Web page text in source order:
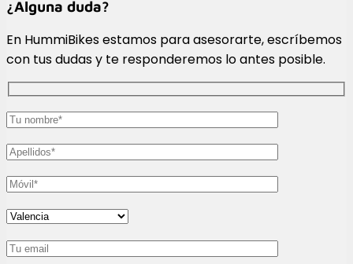
¿Alguna duda?
En HummiBikes estamos para asesorarte, escríbemos
con tus dudas y te responderemos lo antes posible.